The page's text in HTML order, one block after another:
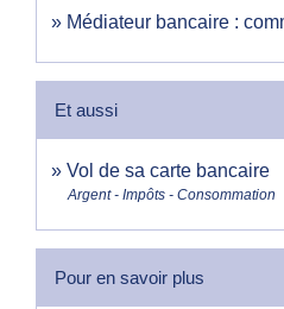
Médiateur bancaire :
Et aussi
Vol de sa carte bancaire
Argent - Impôts - Consommation
Pour en savoir plus